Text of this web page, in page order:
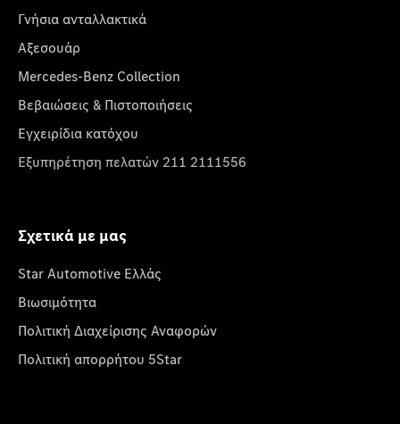
Γνήσια ανταλλακτικά
Αξεσουάρ
Mercedes-Benz Collection
Βεβαιώσεις & Πιστοποιήσεις
Εγχειρίδια κατόχου
Εξυπηρέτηση πελατών 211 2111556
Σχετικά με μας
Star Automotive Ελλάς
Βιωσιμότητα
Πολιτική Διαχείρισης Αναφορών
Πολιτική απορρήτου 5Star